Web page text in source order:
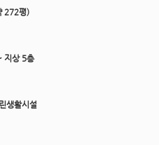
272평)
지상 5층
생활시설